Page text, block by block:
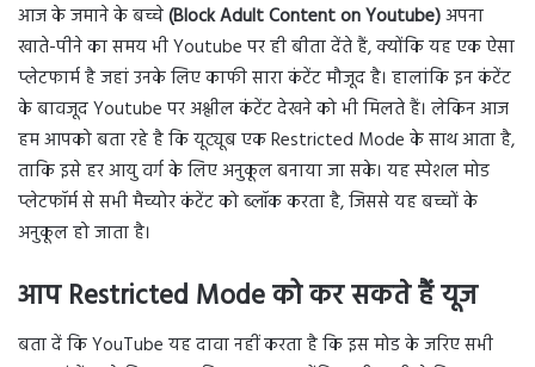
आज के जमाने के बच्चे(Block Adult Content on Youtube)अपना
खाते-पीने का समय भी Youtube पर ही बीता देंते हैं, क्योंकि यह एक ऐसा
प्लेटफार्म है जहां उनके लिए काफी सारा कंटेंट मौजूद है। हालांकि इन कंटेंट
के बावजूद Youtube पर अश्लील कंटेंट देखने को भी मिलते हैं। लेकिन आज
हम आपको बता रहे है कि यूट्यूब एक Restricted Mode के साथ आता है,
ताकि इसे हर आयु वर्ग के लिए अनुकूल बनाया जा सके। यह स्पेशल मोड
प्लेटफॉर्म से सभी मैच्योर कंटेंट को ब्लॉक करता है, जिससे यह बच्चों के
अनुकूल हो जाता है।
आप Restricted Mode को कर सकते हैं यूज
बता दें कि YouTube यह दावा नहीं करता है कि इस मोड के जरिए सभी